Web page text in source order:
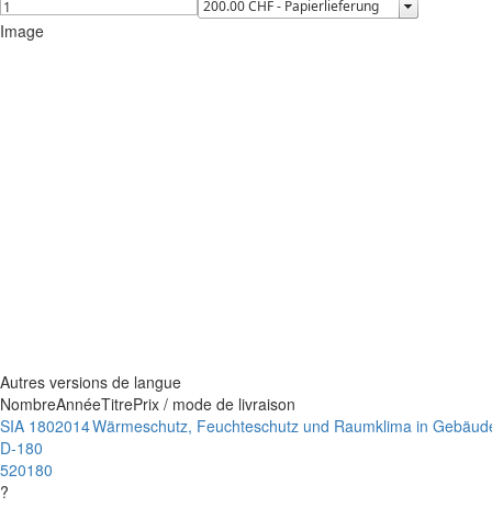
Image
Autres versions de langue
NombreAnnéeTitrePrix / mode de livraison
SIA 180
D-180
520180
?
2014Wärmeschutz, Feuchteschutz und Raumklima in